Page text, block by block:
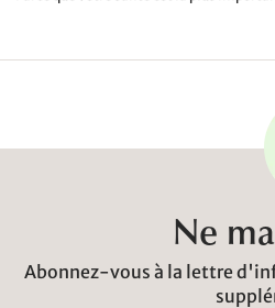
Ne
Abonnez-vous à la lettre